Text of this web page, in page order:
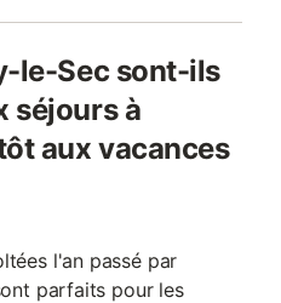
le-Sec sont-ils
séjours à
aux vacances
l'an passé par
parfaits pour les